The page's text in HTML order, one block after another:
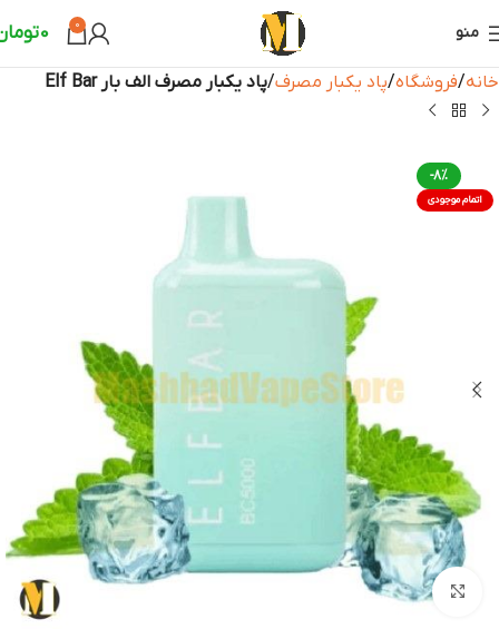
منو 0
0
خانه فروشگاه پاد یکبار مصرف پاد یکبار مصرف الف بار Elf Bar
-8%
اتمام موجودی
بزرگنمایی تصویر